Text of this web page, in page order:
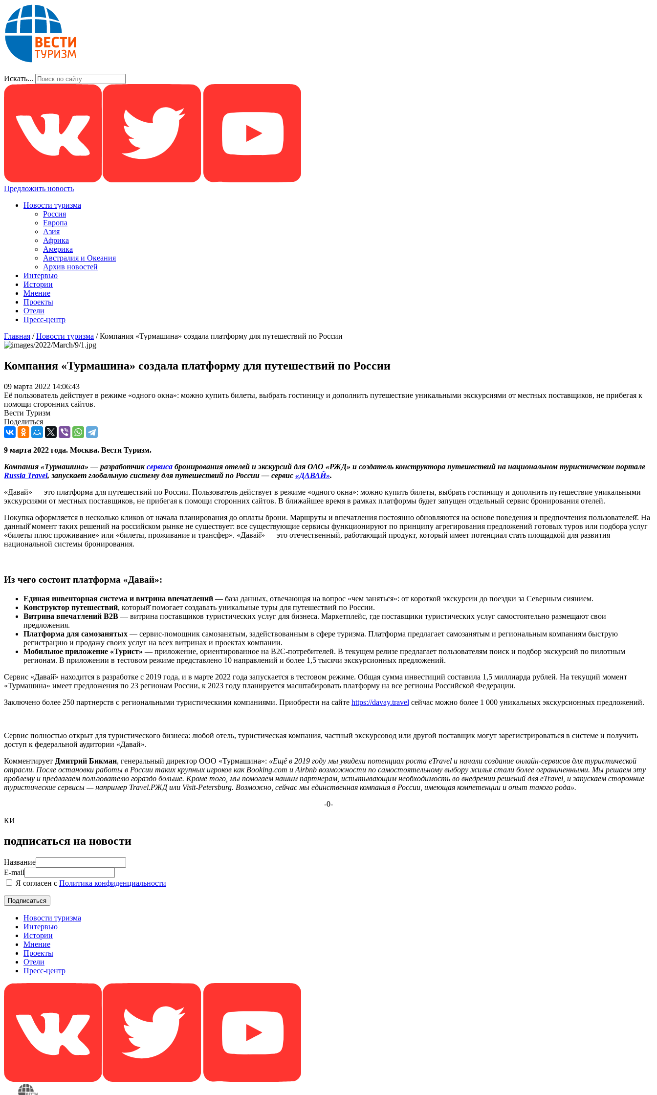
Искать...
Предложить новость
Новости туризма
Россия
Европа
Азия
Африка
Америка
Австралия и Океания
Архив новостей
Интервью
Истории
Мнение
Проекты
Отели
Пресс-центр
Главная /Новости туризма /Компания «Турмашина» создала платформу для путешествий по России
Компания «Турмашина» создала платформу для путешествий по России
09 марта 2022 14:06:43
Её пользователь действует в режиме «одного окна»: можно купить билеты, выбрать гостиницу и дополнить путешествие уникальными экскурсиями от местных поставщиков, не прибегая к
помощи сторонних сайтов.
Вести Туризм
Поделиться
9 марта 2022 года. Москва. Вести Туризм.
Компания «Турмашина» — разработчиксервиса бронирования отелей и экскурсий для ОАО «РЖД» и создатель конструктора путешествий на национальном туристическом портале
Russia Travel, запускает глобальную систему для путешествий по России — сервис «ДАВАЙ».
«Давай» — это платформа для путешествий по России. Пользователь действует в режиме «одного окна»: можно купить билеты, выбрать гостиницу и дополнить путешествие уникальными
экскурсиями от местных поставщиков, не прибегая к помощи сторонних сайтов. В ближайшее время в рамках платформы будет запущен отдельный сервис бронирования отелей.
Покупка оформляется в несколько кликов от начала планирования до оплаты брони. Маршруты и впечатления постоянно обновляются на основе поведения и предпочтения пользователей̆. На
данный̆ момент таких решений на российском рынке не существует: все существующие сервисы функционируют по принципу агрегирования предложений готовых туров или подбора услуг
«билеты плюс проживание» или «билеты, проживание и трансфер». «Давай̆» — это отечественный, работающий продукт, который имеет потенциал стать площадкой для развития
национальной системы бронирования.
Из чего состоит платформа «Давай»:
Единая инвенторная система и витрина впечатлений — база данных, отвечающая на вопрос «чем заняться»: от короткой экскурсии до поездки за Северным сиянием.
Конструктор путешествий, который̆ помогает создавать уникальные туры для путешествий по России.
Витрина впечатлений B2B — витрина поставщиков туристических услуг для бизнеса. Маркетплейс, где поставщики туристических услуг самостоятельно размещают свои
предложения.
Платформа для самозанятых — сервис-помощник самозанятым, задействованным в сфере туризма. Платформа предлагает самозанятым и региональным компаниям быструю
регистрацию и продажу своих услуг на всех витринах и проектах компании.
Мобильное приложение «Турист» — приложение, ориентированное на B2C-потребителей. В текущем релизе предлагает пользователям поиск и подбор экскурсий по пилотным
регионам. В приложении в тестовом режиме представлено 10 направлений и более 1,5 тысячи экскурсионных предложений.
Сервис «Давай̆» находится в разработке с 2019 года, и в марте 2022 года запускается в тестовом режиме. Общая сумма инвестиций составила 1,5 миллиарда рублей. На текущий момент
«Турмашина» имеет предложения по 23 регионам России, к 2023 году планируется масштабировать платформу на все регионы Российской Федерации.
Заключено более 250 партнерств с региональными туристическими компаниями. Приобрести на сайте https://davay.travel сейчас можно более 1 000 уникальных экскурсионных предложений.
Сервис полностью открыт для туристического бизнеса: любой отель, туристическая компания, частный экскурсовод или другой поставщик могут зарегистрироваться в системе и получить
доступ к федеральной аудитории «Давай».
Комментирует Дмитрий Бикман, генеральный директор ООО «Турмашина»: «Ещё в 2019 году мы увидели потенциал роста eTravel и начали создание онлайн-сервисов для туристической
отрасли. После остановки работы в России таких крупных игроков как Booking.com и Airbnb возможности по самостоятельному выбору жилья стали более ограниченными. Мы решаем эту
проблему и предлагаем пользователю гораздо больше. Кроме того, мы помогаем нашим партнерам, испытывающим необходимость во внедрении решений для eTravel, и запускаем сторонние
туристические сервисы — например Travel.РЖД или Visit-Petersburg. Возможно, сейчас мы единственная компания в России, имеющая компетенции и опыт такого рода».
-0-
КИ
подписаться на новости
Название
E-mail
Я согласен с Политика конфиденциальности
Новости туризма
Интервью
Истории
Мнение
Проекты
Отели
Пресс-центр